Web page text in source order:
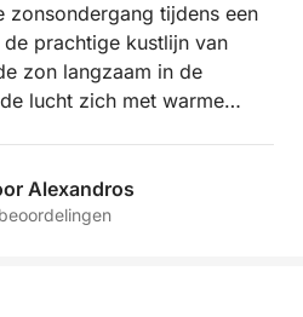
zonsondergang tijdens een
prachtige kustlijn van
zon langzaam in de
lucht zich met warme
die prachtig
grotten en
van het rustige ritme van
van ontspanning,
Alexandros